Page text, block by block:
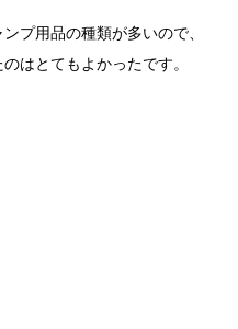
プ用品の種類が多いので、
はとてもよかったです。